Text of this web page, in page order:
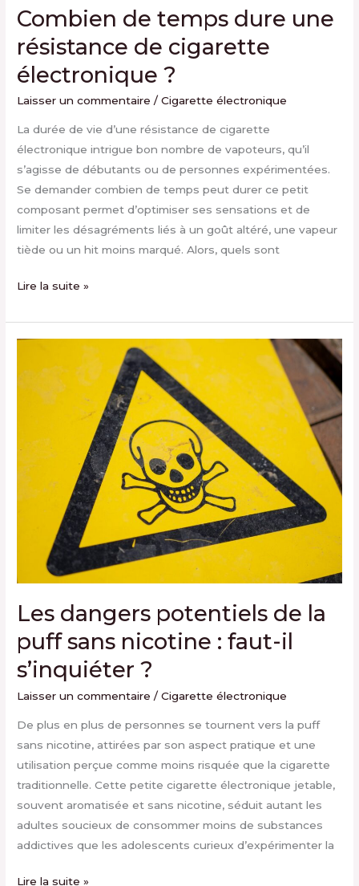
Combien de temps dure une
résistance de cigarette
électronique ?
Laisser un commentaire /Cigarette électronique
La durée de vie d’une résistance de cigarette
électronique intrigue bon nombre de vapoteurs, qu’il
s’agisse de débutants ou de personnes expérimentées.
Se demander combien de temps peut durer ce petit
composant permet d’optimiser ses sensations et de
limiter les désagréments liés à un goût altéré, une vapeur
tiède ou un hit moins marqué. Alors, quels sont
Lire la suite »
Les dangers potentiels de la
puff sans nicotine : faut-il
s’inquiéter ?
Laisser un commentaire /Cigarette électronique
De plus en plus de personnes se tournent vers la puff
sans nicotine, attirées par son aspect pratique et une
utilisation perçue comme moins risquée que la cigarette
traditionnelle. Cette petite cigarette électronique jetable,
souvent aromatisée et sans nicotine, séduit autant les
adultes soucieux de consommer moins de substances
addictives que les adolescents curieux d’expérimenter la
dangers
potentiels
puff
sans
nicotine
s’inquiéter
Lire la suite »